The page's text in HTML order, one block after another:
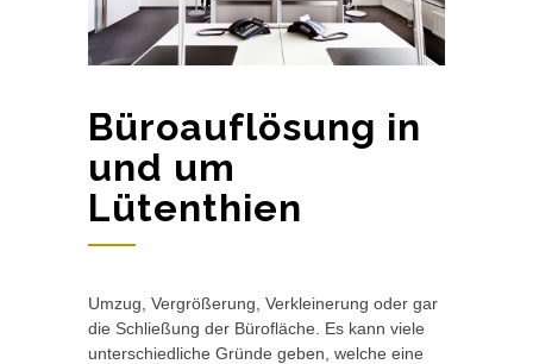
Büroauflösung in
und um
Lütenthien
Umzug, Vergrößerung, Verkleinerung oder gar
die Schließung der Bürofläche. Es kann viele
unterschiedliche Gründe geben, welche eine